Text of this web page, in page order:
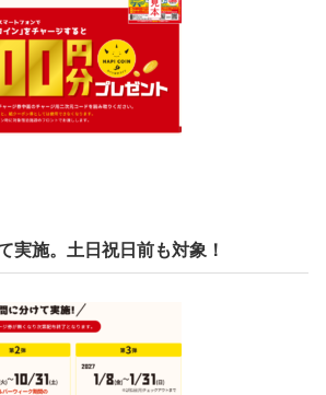
実施。土日祝日前も対象！